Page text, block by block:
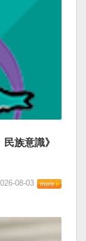
族意識》
08-03